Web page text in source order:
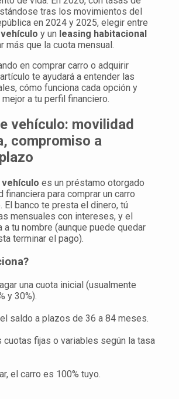
tras los movimientos del
en 2024 y 2025, elegir entre
y un leasing habitacional
más que la cuota mensual.
en comprar carro o adquirir
te ayudará a entender las
cómo funciona cada opción y
a tu perfil financiero.
vehículo: movilidad
compromiso a
es un préstamo otorgado
financiera para comprar un carro
El banco te presta el dinero, tú
mensuales con intereses, y el
a tu nombre (aunque puede quedar
terminar el pago).
una cuota inicial (usualmente
y 30%).
saldo a plazos de 36 a 84 meses.
cuotas fijas o variables según la tasa
el carro es 100% tuyo.